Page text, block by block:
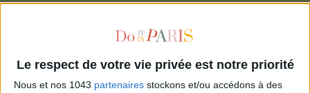
Le respect de votre vie privée est notre priorité
Nous et nos 1043 partenaires stockons et/ou accédons à des